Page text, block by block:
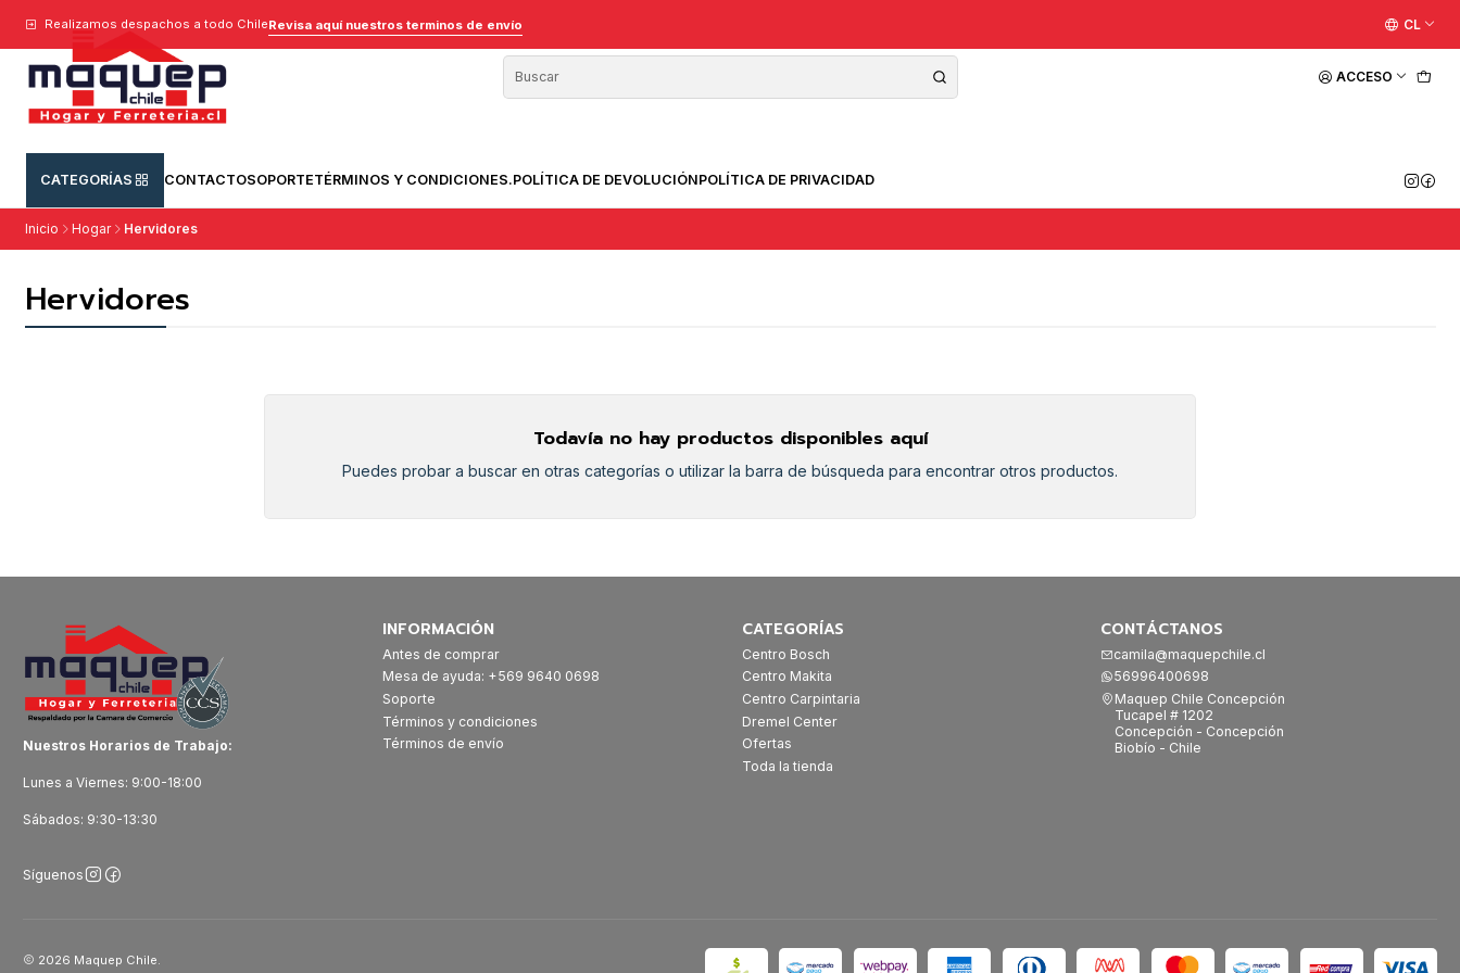
ACCESO
CATEGORÍAS CONTACTOSOPORTETÉRMINOS Y CONDICIONES.POLÍTICA DE DEVOLUCIÓNPOLÍTICA DE PRIVACIDAD
Realizamos despachos a todo ChileRevisa aquí nuestros terminos de envío CL
Inicio Hogar Hervidores
Hervidores
Todavía no hay productos disponibles aquí
Puedes probar a buscar en otras categorías o utilizar la barra de búsqueda para encontrar otros productos.
Nuestros Horarios de Trabajo:
Lunes a Viernes: 9:00-18:00
Sábados: 9:30-13:30
Síguenos
INFORMACIÓN
Antes de comprar
Mesa de ayuda: +569 9640 0698
Soporte
Términos y condiciones
Términos de envío
CATEGORÍAS
Centro Bosch
Centro Makita
Centro Carpintaria
Dremel Center
Ofertas
Toda la tienda
CONTÁCTANOS
camila@maquepchile.cl
56996400698
Maquep Chile Concepción
Tucapel # 1202
Concepción - Concepción
Biobío - Chile
2026 Maquep Chile.